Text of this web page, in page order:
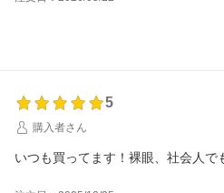
5
購入者さん
いつも買ってます！裸眼、社会人で